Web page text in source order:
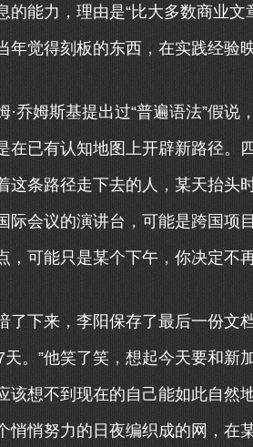
的能力，理由是“比大多数商业
年觉得刻板的东西，在实践经验
·乔姆斯基提出过“普遍语法”假
在已有认知地图上开辟新路径。
这条路径走下去的人，某天抬头
会议的演讲台，可能是跨国项
，可能只是某个下午，你决定不
了下来，李阳保存了最后一份文
。”他笑了笑，想起今天要和
该想不到现在的自己能如此自然
悄悄努力的日夜编织成的网，在